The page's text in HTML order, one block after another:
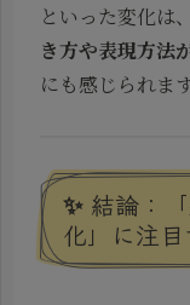
といった変化は
き方や表現方法
にも感じられます
✨ 結論：
化」に注目